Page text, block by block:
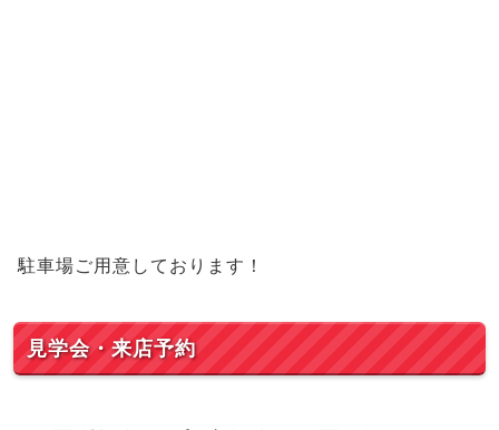
駐車場ご用意しております！
見学会・来店予約